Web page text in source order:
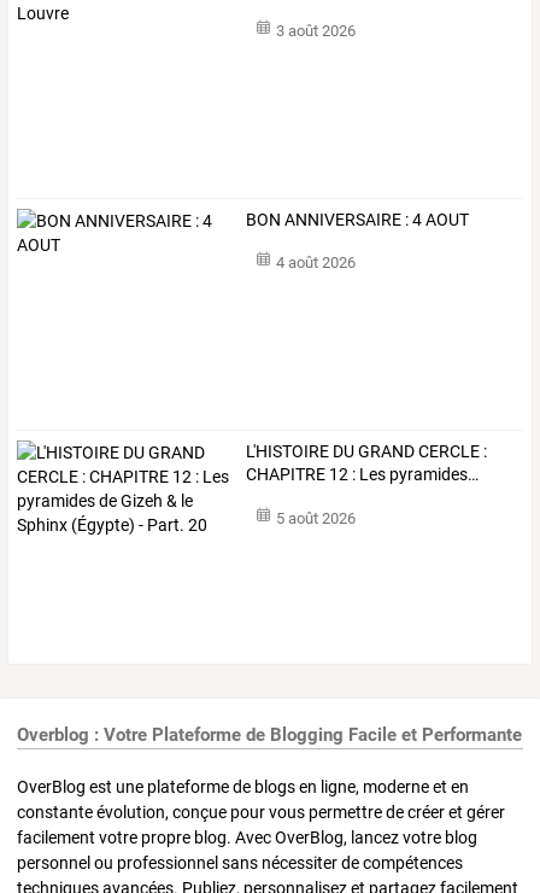
3 août 2026
BON ANNIVERSAIRE : 4 AOUT
4 août 2026
L'HISTOIRE DUGRANDCERCLE :
CHAPITRE 12 : Les pyramides…
5 août 2026
Overblog : Votre Plateforme de Blogging Facile et Performante
OverBlog est une plateforme de blogs en ligne, moderne et en
constante évolution, conçue pour vous permettre de créer et gérer
facilement votre propre blog. Avec OverBlog, lancez votre blog
personnel ou professionnel sans nécessiter de compétences
techniques avancées. Publiez, personnalisez et partagez facilement